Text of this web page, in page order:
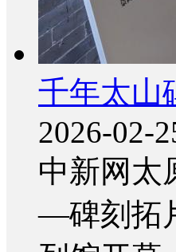
千年太山
2026-02-
中新网太
—碑刻拓